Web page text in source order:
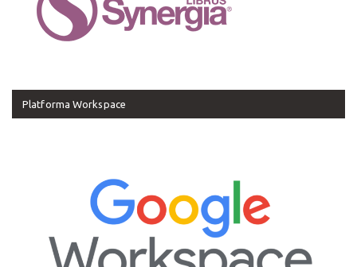
Platforma Workspace